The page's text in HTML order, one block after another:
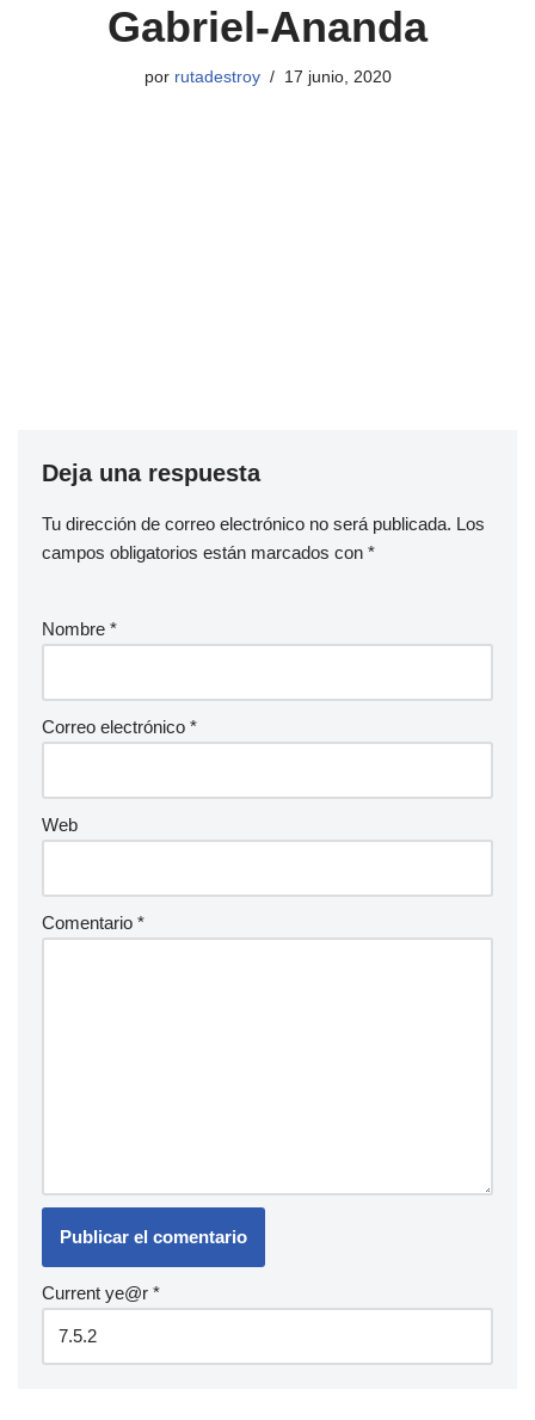
Gabriel-Ananda
por rutadestroy 17 junio, 2020
Deja una respuesta
Tu dirección de correo electrónico no será publicada. Los
campos obligatorios están marcados con *
Nombre *
Correo electrónico *
Web
Comentario *
Current ye@r *